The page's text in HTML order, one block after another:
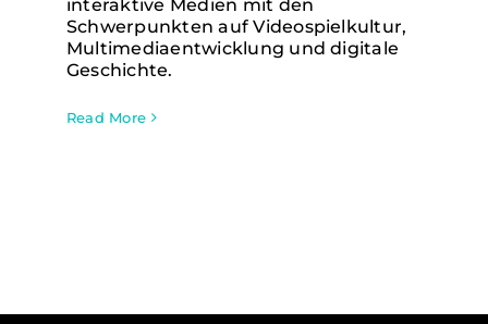
interaktive Medien mit den
Schwerpunkten auf Videospielkultur,
Multimediaentwicklung und digitale
Geschichte.
Read More